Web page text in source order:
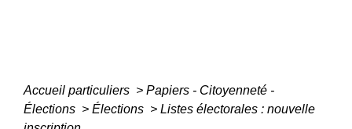
Accueil particuliers > Papiers - Citoyenneté -
Élections > Élections > Listes électorales : nouvelle